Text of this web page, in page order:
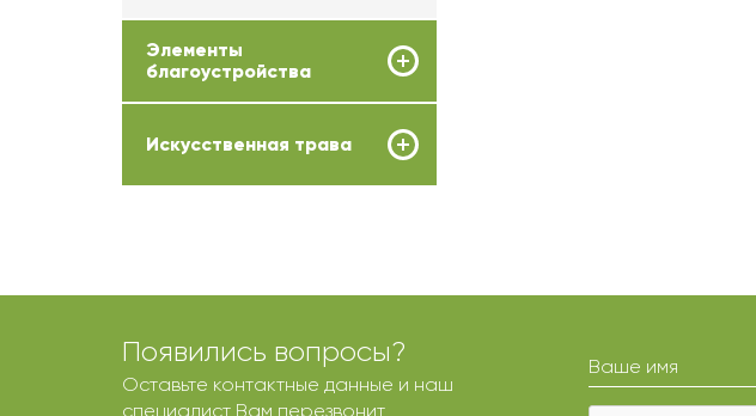
Элементы
благоустройства
Искусственная трава
Появились вопросы?
Оставьте контактные данные и наш
специалист Вам перезвонит
Ваше имя